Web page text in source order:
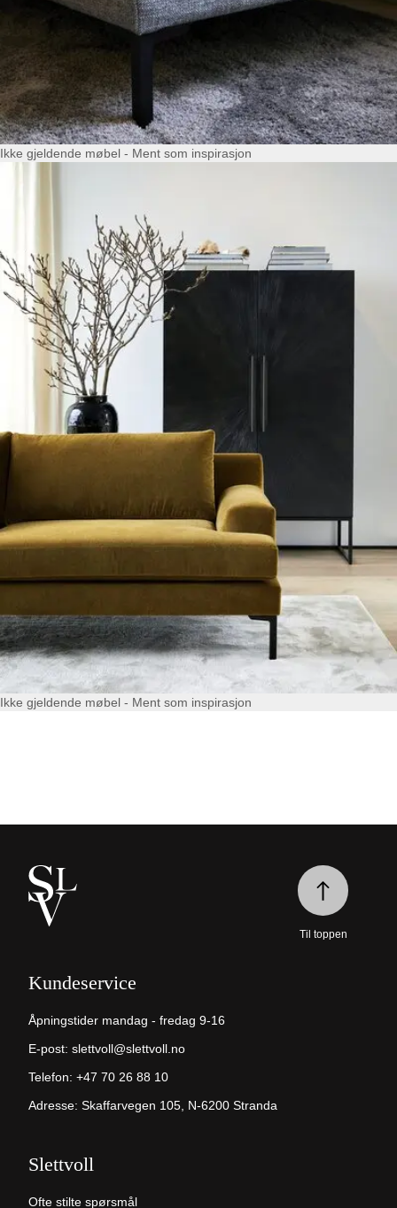
Ikke gjeldende møbel - Ment som inspirasjon
Ikke gjeldende møbel - Ment som inspirasjon
Kundeservice
Åpningstider mandag - fredag 9-16
E-post: slettvoll@slettvoll.no
Telefon: +47 70 26 88 10
Adresse: Skaffarvegen 105, N-6200 Stranda
Slettvoll
Ofte stilte spørsmål
Til toppen